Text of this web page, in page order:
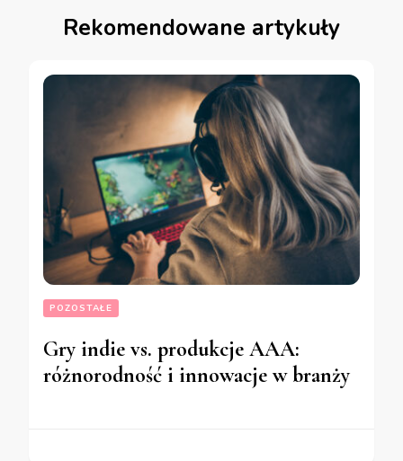
Rekomendowane artykuły
POZOSTAŁE
Gry indie vs. produkcje AAA:
różnorodność i innowacje w branży